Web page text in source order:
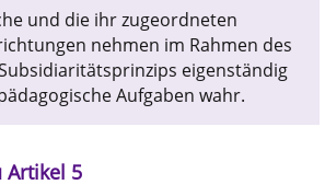
und die ihr zugeordneten
nehmen im Rahmen des
eigenständig
Aufgaben wahr.
Artikel 5